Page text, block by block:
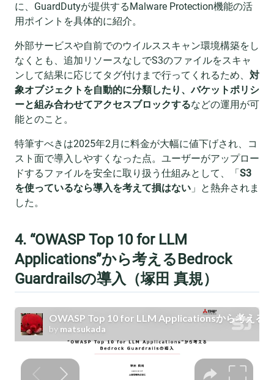
に、GuardDutyが提供するMalware Protection機能の活
用ポイントを具体的に紹介。
外部サービスや自前でのウイルススキャン環境構築をし
なくとも、追加リソースなしでS3のファイルをスキャ
ンして結果に応じてタグ付けまで行ってくれるため、 対
象オブジェクトを自動的に分類したり、バケットポリシ
ーと組み合わせてアクセスブロックするなどの運用が可
能とのこと。
特筆すべきは2025年2月に料金が大幅に値下げされ、コ
スト面で導入しやすくなった点。ユーザーがアップロー
ドするファイルを安全に取り扱う仕組みとして、「 S3
を使っているなら導入を考えて損はない 」と熱弁されま
した。
4. “OWASP Top 10 for LLM
Applications”から考えるBedrock
Guardrailsの導入（塚田 真規）